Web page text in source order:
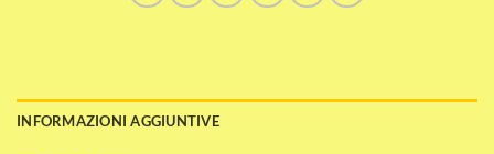
INFORMAZIONI AGGIUNTIVE